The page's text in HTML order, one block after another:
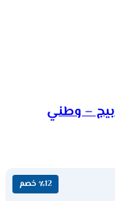
3 بزبوز – 90 لتر – بيج – وطني
٪12 خصم